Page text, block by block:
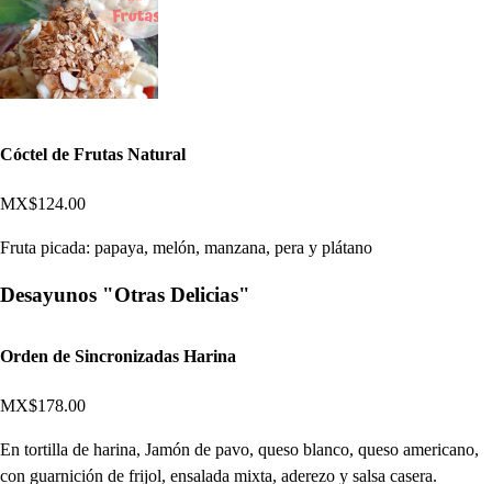
Cóctel de Frutas Natural
MX$124.00
Fruta picada: papaya, melón, manzana, pera y plátano
Desayunos "Otras Delicias"
Orden de Sincronizadas Harina
MX$178.00
En tortilla de harina, Jamón de pavo, queso blanco, queso americano,
con guarnición de frijol, ensalada mixta, aderezo y salsa casera.